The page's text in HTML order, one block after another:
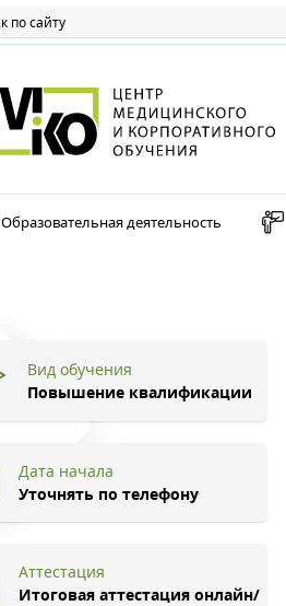
Образовательная деятельность
Вид обучения
Повышение квалификации
Дата начала
Уточнять по телефону
Аттестация
Итоговая аттестация онлайн/